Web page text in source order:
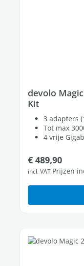
devolo
Kit
3 adapters
Tot max
4 vrije
Normale prijs:
€ 489,90
incl. VAT Prijzen